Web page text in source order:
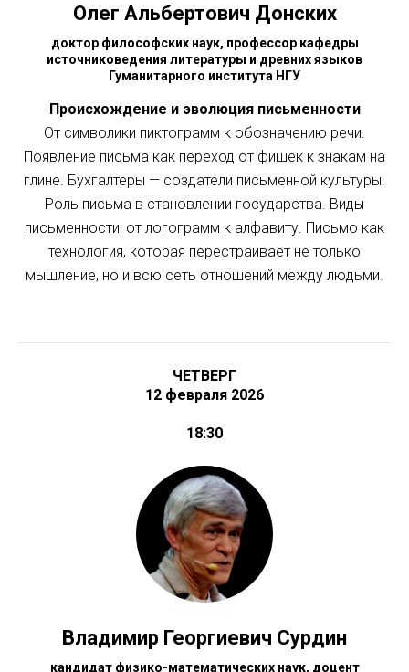
Олег Альбертович Донских
доктор философских наук, профессор кафедры
источниковедения литературы и древних языков
Гуманитарного института НГУ
Происхождение и эволюция письменности
От символики пиктограмм к обозначению речи.
Появление письма как переход от фишек к знакам на
глине. Бухгалтеры — создатели письменной культуры.
Роль письма в становлении государства. Виды
письменности: от логограмм к алфавиту. Письмо как
технология, которая перестраивает не только
мышление, но и всю сеть отношений между людьми.
ЧЕТВЕРГ
12 февраля 2026
18:30
Владимир Георгиевич Сурдин
кандидат физико-математических наук, доцент